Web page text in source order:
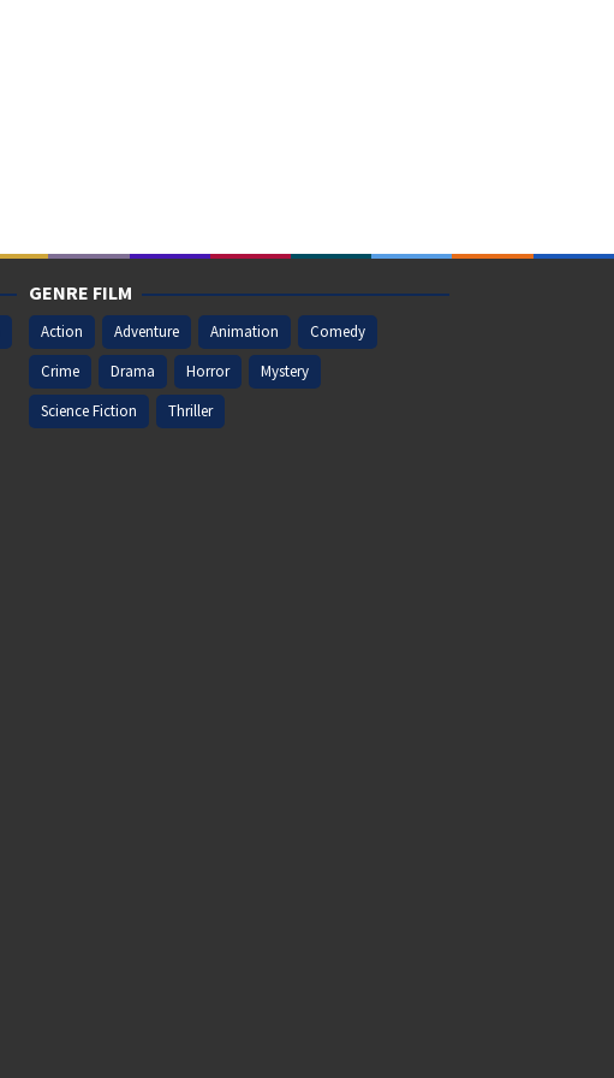
GENRE FILM
Action Adventure Animation
Comedy
Crime
Drama Horror
Mystery
Science Fiction
Thriller